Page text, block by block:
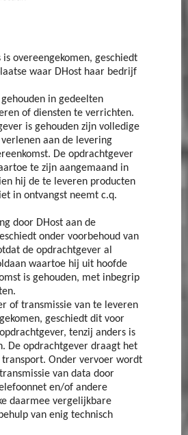
is overeengekomen, geschiedt
waar DHost haar bedrijf
in gedeelten
of diensten te verrichten.
is gehouden zijn volledige
aan de levering
De opdrachtgever
te zijn aangemaand in
hij de te leveren producten
in ontvangst neemt c.q.
door DHost aan de
onder voorbehoud van
de opdrachtgever al
waartoe hij uit hoofde
is gehouden, met inbegrip
of transmissie van te leveren
geschiedt dit voor
tenzij anders is
De opdrachtgever draagt het
Onder vervoer wordt
van data door
en/of andere
daarmee vergelijkbare
van enig technisch